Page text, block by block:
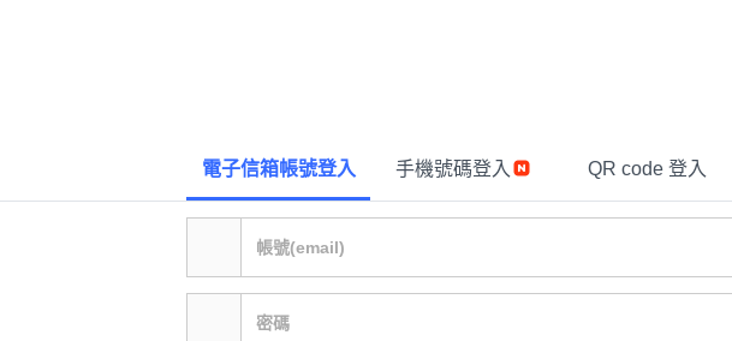
電子信箱帳號登入 手機號碼登入 QR code 登入